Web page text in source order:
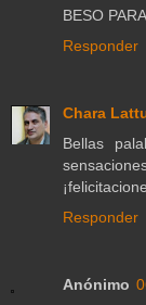
BESO
Responder
Chara
Bellas
Responder
Anónimo